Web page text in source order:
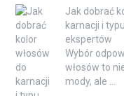
Jak dobrać
karnacji i
ekspertów
Wybór
włosów to
mody, ale …